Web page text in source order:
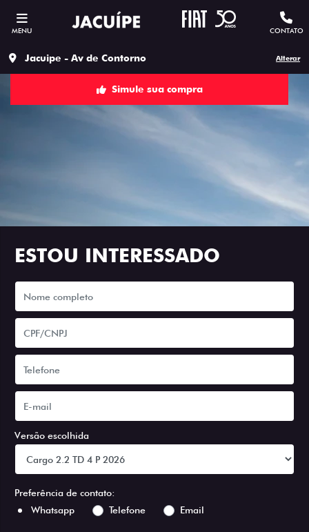
MENU CONTATO
Jacuipe - Av de Contorno Alterar
ESTOU INTERESSADO
Versão escolhida
Preferência de contato:
Whatsapp
Telefone Email
Simule sua compra